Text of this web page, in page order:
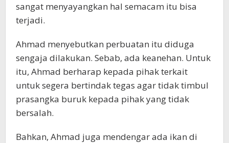
sangat menyayangkan hal semacam itu bisa
terjadi.
Ahmad menyebutkan perbuatan itu diduga
sengaja dilakukan. Sebab, ada keanehan. Untuk
itu, Ahmad berharap kepada pihak terkait
untuk segera bertindak tegas agar tidak timbul
prasangka buruk kepada pihak yang tidak
bersalah.
Bahkan, Ahmad juga mendengar ada ikan di